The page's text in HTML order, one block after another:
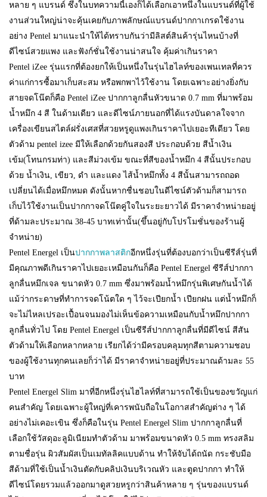
หลาย ๆ แบรนด์ ซึ่งในบทความนี้เองก็ได้เลือกเอาหนึ่งในแบรนด์ที่ผู้ใช้
งานส่วนใหญ่น่าจะคุ้นเคยกับภาพลักษณ์แบรนด์ปากกาเกรดใช้งาน
อย่าง Pentel มาแนะนำให้ได้ทราบกันว่ามีลิสต์สินค้ารุ่นไหนบ้างที่
ดีไซน์สวยแพง และฟังก์ชั่นใช้งานน่าสนใจ คุ้มค่าเกินราคา
Pentel iZee รุ่นแรกที่ต้องยกให้เป็นหนึ่งในรุ่นไฮไลท์ของเพนเทลที่ควร
ค่าแก่การซื้อมาเก็บสะสม หรือพกพาไว้ใช้งาน โดยเฉพาะอย่างยิ่งกับ
สายจดโน๊ตก็คือ Pentel iZee ปากกาลูกลื่นหัวขนาด 0.7 mm ที่มาพร้อม
น้ำหมึก 4 สี ในด้ามเดียว และดีไซน์ภายนอกที่ได้แรงบันดาลใจจาก
เครื่องเขียนสไตล์ฝรั่งเศสที่สวยหรูดูแพงเกินราคาไปเยอะทีเดียว โดย
ตัวด้าม pentel izee มีให้เลือกด้วยกันสองสี ประกอบด้วย สีน้ำเงิน
เข้ม(โทนกรมท่า) และสีม่วงเข้ม ขณะที่สีของน้ำหมึก 4 สีนั้นประกอบ
ด้วย น้ำเงิน, เขียว, ดำ และแดง ไส้น้ำหมึกทั้ง 4 สีนั้นสามารถถอด
เปลี่ยนได้เมื่อหมึกหมด ดังนั้นหากชื่นชอบในดีไซน์ตัวด้ามก็สามารถ
เก็บไว้ใช้งานเป็นปากกาจดโน๊ตคู่ใจในระยะยาวได้ มีราคาจำหน่ายอยู่
ที่ด้ามละประมาณ 38-45 บาทเท่านั้น(ขึ้นอยู่กับโปรโมชั่นของร้านผู้
จำหน่าย)
Pentel Energel เป็นปากกาพลาสติกอีกหนึ่งรุ่นที่ต้องบอกว่าเป็นซีรีส์รุ่นที่
มีคุณภาพดีเกินราคาไปเยอะเหมือนกันก็คือ Pentel Energel ซีรีส์ปากกา
ลูกลื่นหมึกเจล ขนาดหัว 0.7 mm ซึ่งมาพร้อมน้ำหมึกรุ่นพิเศษกันน้ำได้
แม้ว่ากระดาษที่ทำการจดโน้ตใด ๆ ไว้จะเปียกน้ำ เปียกฝน แต่น้ำหมึกก็
จะไม่ไหลเปรอะเปื้อนจนมองไม่เห็นข้อความเหมือนกับน้ำหมึกปากกา
ลูกลื่นทั่วไป โดย Pentel Energel เป็นซีรีส์ปากกาลูกลื่นที่มีดีไซน์ สีสัน
ตัวด้ามให้เลือกหลากหลาย เรียกได้ว่ามีครอบคลุมทุกสีตามความชอบ
ของผู้ใช้งานทุกคนเลยก็ว่าได้ มีราคาจำหน่ายอยู่ที่ประมาณด้ามละ 55
บาท
Pentel Energel Slim มาที่อีกหนึ่งรุ่นไฮไลท์ที่สามารถใช้เป็นของขวัญแก่
คนสำคัญ โดยเฉพาะผู้ใหญ่ที่เคารพนับถือในโอกาสสำคัญต่าง ๆ ได้
อย่างไม่เคอะเขิน ซึ่งก็คือในรุ่น Pentel Energel Slim ปากกาลูกลื่นที่
เลือกใช้วัสดุอะลูมิเนียมทำตัวด้าม มาพร้อมขนาดหัว 0.5 mm ทรงสลิม
ตามชื่อรุ่น ผิวสัมผัสเป็นเมทัลลิคแบบด้าน ทำให้จับได้ถนัด กระชับมือ
สีด้ามที่ใช้เป็นน้ำเงินตัดกับคลิปเงินบริเวณหัว และตูดปากกา ทำให้
ดีไซน์โดยรวมแล้วออกมาดูสวยหรูกว่าสินค้าหลาย ๆ รุ่นของแบรนด์